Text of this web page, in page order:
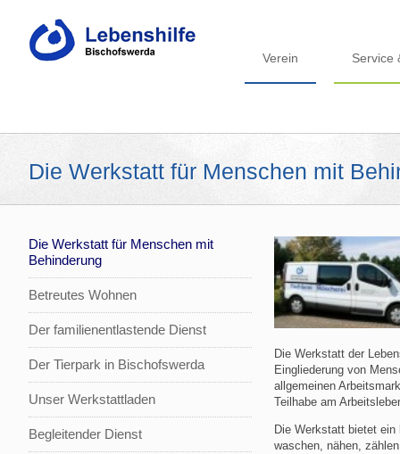
Verein Service
Die Werkstatt für Menschen mit
Die Werkstatt für Menschen mit
Behinderung
Betreutes Wohnen
Der familienentlastende Dienst
Der Tierpark in Bischofswerda
Unser Werkstattladen
Begleitender Dienst
Die Werkstatt der
Eingliederung von
allgemeinen
Teilhabe am
Die Werkstatt bietet
waschen, nähen,